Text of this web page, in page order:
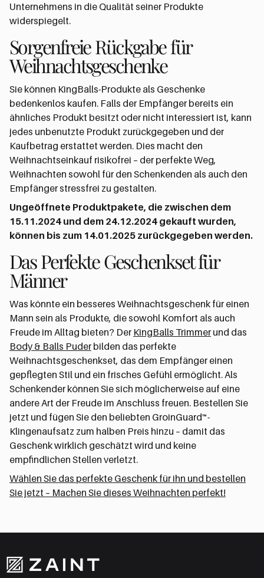
Unternehmens in die Qualität seiner Produkte
widerspiegelt.
Sorgenfreie Rückgabe für
Weihnachtsgeschenke
Sie können KingBalls-Produkte als Geschenke
bedenkenlos kaufen. Falls der Empfänger bereits ein
ähnliches Produkt besitzt oder nicht interessiert ist, kann
jedes unbenutzte Produkt zurückgegeben und der
Kaufbetrag erstattet werden. Dies macht den
Weihnachtseinkauf risikofrei – der perfekte Weg,
Weihnachten sowohl für den Schenkenden als auch den
Empfänger stressfrei zu gestalten.
Ungeöffnete Produktpakete, die zwischen dem
15.11.2024 und dem 24.12.2024 gekauft wurden,
können bis zum 14.01.2025 zurückgegeben werden.
Das Perfekte Geschenkset für
Männer
Was könnte ein besseres Weihnachtsgeschenk für einen
Mann sein als Produkte, die sowohl Komfort als auch
Freude im Alltag bieten? Der KingBalls Trimmer und das
Body & Balls Puder bilden das perfekte
Weihnachtsgeschenkset, das dem Empfänger einen
gepflegten Stil und ein frisches Gefühl ermöglicht. Als
Schenkender können Sie sich möglicherweise auf eine
andere Art der Freude im Anschluss freuen. Bestellen Sie
jetzt und fügen Sie den beliebten GroinGuard™-
Klingenaufsatz zum halben Preis hinzu – damit das
Geschenk wirklich geschätzt wird und keine
empfindlichen Stellen verletzt.
Wählen Sie das perfekte Geschenk für ihn und bestellen
Sie jetzt – Machen Sie dieses Weihnachten perfekt!